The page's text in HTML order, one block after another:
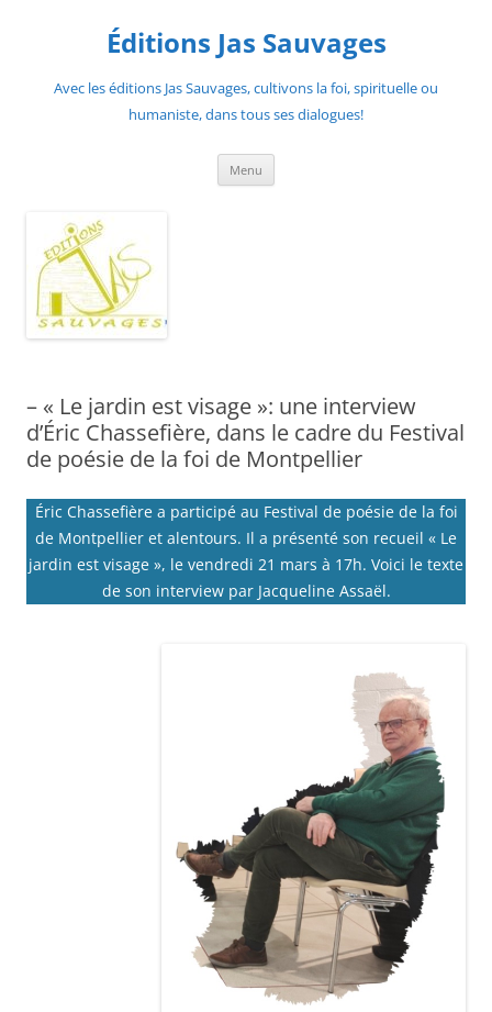
Éditions Jas Sauvages
Avec les éditions Jas Sauvages, cultivons la foi, spirituelle ou
humaniste, dans tous ses dialogues!
Menu
– « Le jardin est visage »: une interview
d’Éric Chassefière, dans le cadre du Festival
de poésie de la foi de Montpellier
Éric Chassefière a participé au Festival de poésie de la foi
de Montpellier et alentours. Il a présenté son recueil « Le
jardin est visage », le vendredi 21 mars à 17h. Voici le texte
de son interview par Jacqueline Assaël.